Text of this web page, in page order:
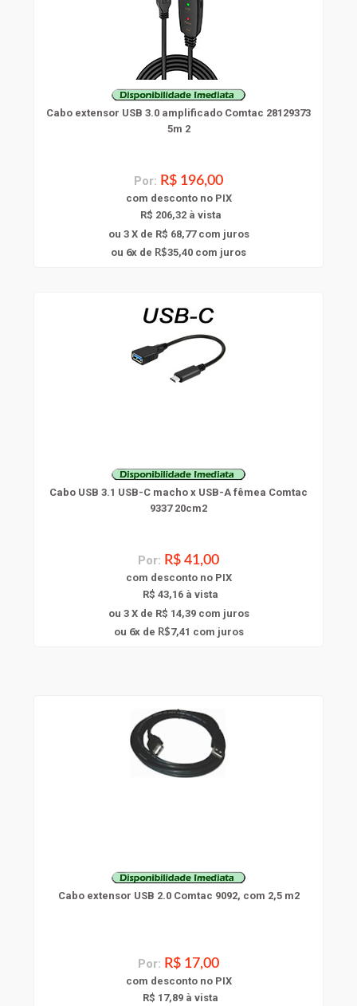
Cabo extensor USB 3.0 amplificado Comtac 28129373
5m 2
Por: R$ 196,00
com desconto no PIX
R$ 206,32 à vista
ou 3 X de R$ 68,77com juros
ou 6x de R$35,40 com juros
Cabo USB 3.1 USB-C macho x USB-A fêmea Comtac
9337 20cm2
Por: R$ 41,00
com desconto no PIX
R$ 43,16 à vista
ou 3 X de R$ 14,39com juros
ou 6x de R$7,41 com juros
Cabo extensor USB 2.0 Comtac 9092, com 2,5 m2
Por: R$ 17,00
com desconto no PIX
R$ 17,89 à vista